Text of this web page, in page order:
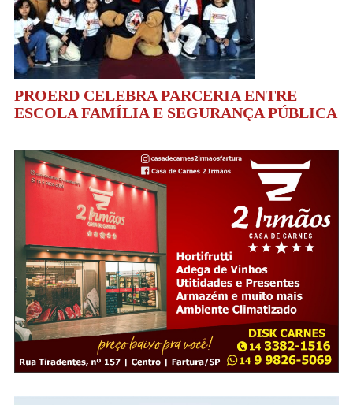
PROERD CELEBRA PARCERIA ENTRE
ESCOLA FAMÍLIA E SEGURANÇA PÚBLICA